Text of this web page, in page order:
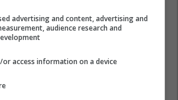
advertising and content, advertising and
audience research and
or access information on a device